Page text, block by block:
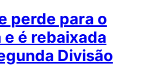
perde para o
e é rebaixada
Divisão